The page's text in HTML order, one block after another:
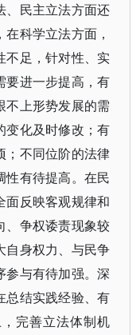
、民主立法方面还
科学立法方面，
不足，针对性、实
要进一步提高，有
不上形势发展的需
变化及时修改；有
；不同位阶的法律
性有待提高。在民
面反映客观规律和
、争权诿责现象较
自身权力、与民争
参与有待加强。深
总结实践经验、有
完善立法体制机